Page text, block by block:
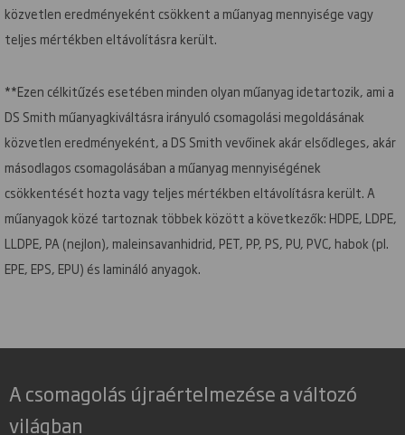
közvetlen eredményeként csökkent a műanyag mennyisége vagy
teljes mértékben eltávolításra került.
**Ezen célkitűzés esetében minden olyan műanyag idetartozik, ami a
DS Smith műanyagkiváltásra irányuló csomagolási megoldásának
közvetlen eredményeként, a DS Smith vevőinek akár elsődleges, akár
másodlagos csomagolásában a műanyag mennyiségének
csökkentését hozta vagy teljes mértékben eltávolításra került. A
műanyagok közé tartoznak többek között a következők: HDPE, LDPE,
LLDPE, PA (nejlon), maleinsavanhidrid, PET, PP, PS, PU, PVC, habok (pl.
EPE, EPS, EPU) és lamináló anyagok.
A csomagolás újraértelmezése a változó
világban